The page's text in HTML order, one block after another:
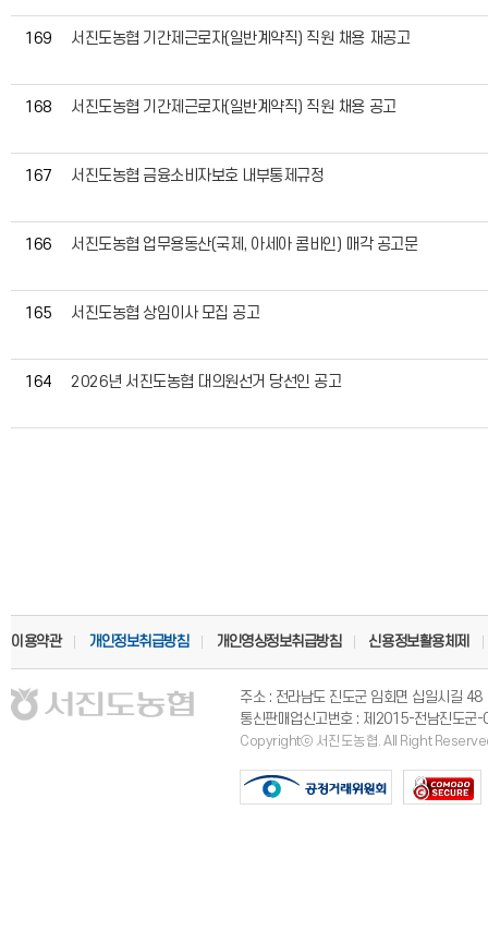
169 서진도농협 기간제근로자(일반계약직) 직원 채용 재공고
168 서진도농협 기간제근로자(일반계약직) 직원 채용 공고
167 서진도농협 금융소비자보호 내부통제규정
166 서진도농협 업무용동산(국제, 아세아 콤바인) 매각 공고문
165 서진도농협 상임이사 모집 공고
164 2026년 서진도농협 대의원선거 당선인 공고
이용약관 개인정보취급방침 개인영상정보취급방침 신용정보활용체제
주소 : 전라남도 진도군 임회면 십일시길 48
통신판매업신고번호 : 제2015-전남진도군
Copyrightⓒ 서진도농협. All Right